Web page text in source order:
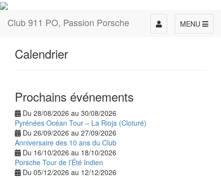
Club 911 PO, Passion Porsche MENU
Toggle
navigation
Calendrier
Prochains événements
Du 28/08/2026 au 30/08/2026
Pyrénées Océan Tour – La Rioja (Cloturé)
Du 26/09/2026 au 27/09/2026
Anniversaire des 10 ans du Club
Du 16/10/2026 au 18/10/2026
Porsche Tour de l’Été Indien
Du 05/12/2026 au 12/12/2026